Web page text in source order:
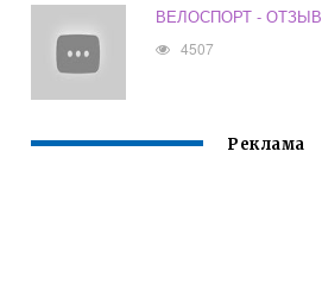
ВЕЛОСПОРТ - ОТЗЫВ
4507
Реклама